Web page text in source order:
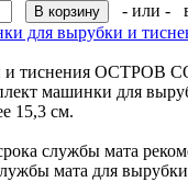
- или -
тиснения ОСТРОВ
машинки для
15,3 см.
службы мата
мата для